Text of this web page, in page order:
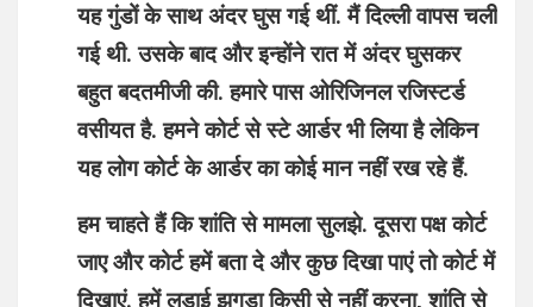
यह गुंडों के साथ अंदर घुस गई थीं. मैं दिल्ली वापस चली
गई थी. उसके बाद और इन्होंने रात में अंदर घुसकर
बहुत बदतमीजी की. हमारे पास ओरिजिनल रजिस्टर्ड
वसीयत है. हमने कोर्ट से स्टे आर्डर भी लिया है लेकिन
यह लोग कोर्ट के आर्डर का कोई मान नहीं रख रहे हैं.
हम चाहते हैं कि शांति से मामला सुलझे. दूसरा पक्ष कोर्ट
जाए और कोर्ट हमें बता दे और कुछ दिखा पाएं तो कोर्ट में
दिखाएं. हमें लड़ाई झगड़ा किसी से नहीं करना, शांति से